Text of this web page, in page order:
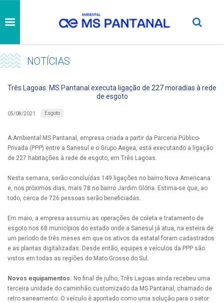
NOTÍCIAS
Três Lagoas: MS Pantanal executa ligação de 227 moradias à rede
de esgoto
05/08/2021 Esgoto
A Ambiental MS Pantanal, empresa criada a partir da Parceria Público-
Privada (PPP) entre a Sanesul e o Grupo Aegea, está executando a ligação
de 227 habitações à rede de esgoto, em Três Lagoas.
Nesta semana, serão concluídas 149 ligações no bairro Nova Americana
e, nos próximos dias, mais 78 no bairro Jardim Glória. Estima-se que, ao
todo, cerca de 726 pessoas serão beneficiadas.
Em maio, a empresa assumiu as operações de coleta e tratamento de
esgoto nos 68 municípios do estado onde a Sanesul já atua, na esteira de
um período de três meses em que os ativos da estatal foram cadastrados
e as plantas digitalizadas. Desde então, equipes e veículos da PPP são
vistos em todas as regiões do Mato Grosso do Sul.
Novos equipamentos. No final de julho, Três Lagoas ainda recebeu uma
terceira unidade do caminhão customizado da MS Pantanal, chamado de
retro saneamento. O veículo é apontado como uma solução para o setor